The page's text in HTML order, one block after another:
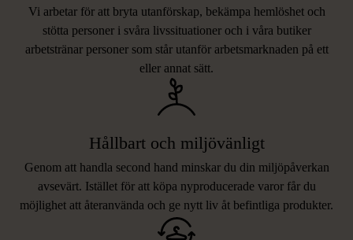
Vi arbetar för att bryta utanförskap, bekämpa hemlöshet och
stötta personer i svåra livssituationer och i våra butiker
arbetstränar personer som står utanför arbetsmarknaden på ett
eller annat sätt.
Hållbart och miljövänligt
Genom att handla second hand minskar du din miljöpåverkan
avsevärt. Istället för att köpa nyproducerade varor får du
möjlighet att återanvända och ge nytt liv åt befintliga produkter.